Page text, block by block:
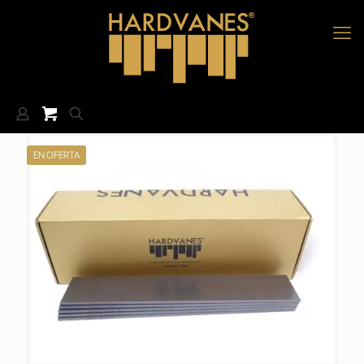
EN OFERTA